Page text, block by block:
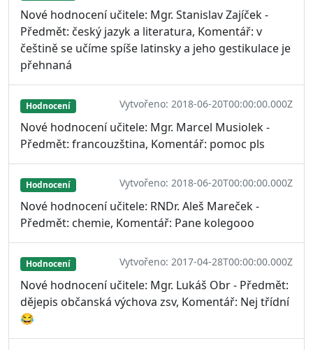
Nové hodnocení učitele: Mgr. Stanislav Zajíček -
Předmět: český jazyk a literatura, Komentář: v
češtině se učíme spíše latinsky a jeho gestikulace je
přehnaná
Hodnocení Vytvořeno: 2018-06-20T00:00:00.000Z
Nové hodnocení učitele: Mgr. Marcel Musiolek -
Předmět: francouzština, Komentář: pomoc pls
Hodnocení Vytvořeno: 2018-06-20T00:00:00.000Z
Nové hodnocení učitele: RNDr. Aleš Mareček -
Předmět: chemie, Komentář: Pane kolegooo
Hodnocení Vytvořeno: 2017-04-28T00:00:00.000Z
Nové hodnocení učitele: Mgr. Lukáš Obr - Předmět:
dějepis občanská výchova zsv, Komentář: Nej třídní
😂